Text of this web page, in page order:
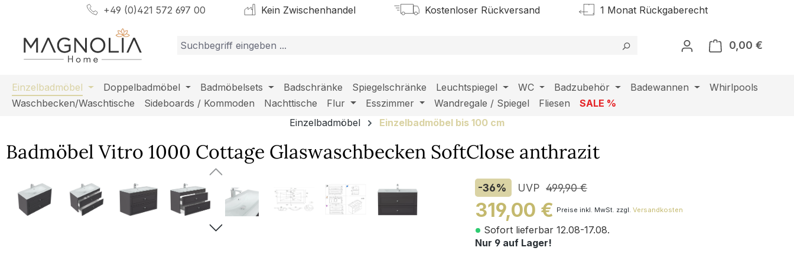
Hauptinhalt springen
Zur Suche springen
Zur Hauptnavigation springen+49 (0)421 572 697 00 Kein Zwischenhandel Kostenloser Rückversand 1 Monat Rückgaberecht
0,00 €
Einzelbadmöbel Doppelbadmöbel Badmöbelsets Badschränke Spiegelschränke Leuchtspiegel WC Badzubehör Badewannen
Whirlpools
Waschbecken/Waschtische
Sideboards / Kommoden Nachttische Flur Esszimmer Wandregale / Spiegel Fliesen
SALE %
Einzelbadmöbel
Einzelbadmöbel bis 100 cm
Badmöbel Vitro 1000 Cottage Glaswaschbecken SoftClose anthrazit
Bildergalerie überspringen -36% UVP 499,90 €
319,00 € Preise inkl. MwSt. zzgl. Versandkosten
Sofort lieferbar 12.08-17.08.
Nur 9 auf Lager!